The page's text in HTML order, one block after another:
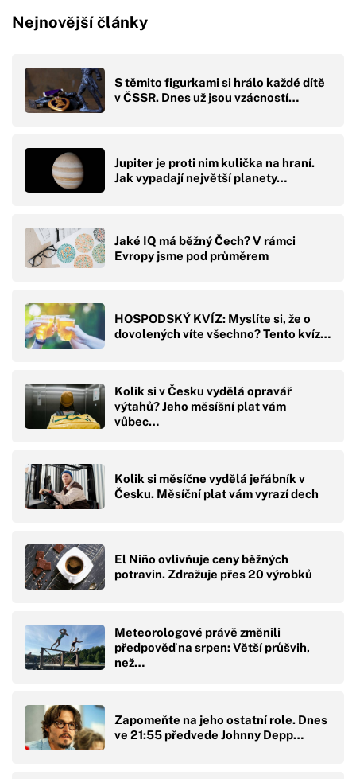
Nejnovější články
S těmito figurkami si hrálo každé dítě
v ČSSR. Dnes už jsou vzácností…
Jupiter je proti nim kulička na hraní.
Jak vypadají největší planety…
Jaké IQ má běžný Čech? V rámci
Evropy jsme pod průměrem
HOSPODSKÝ KVÍZ: Myslíte si, že o
dovolených víte všechno? Tento kvíz…
Kolik si v Česku vydělá opravář
výtahů? Jeho měsíšní plat vám
vůbec…
Kolik si měsíčne vydělá jeřábník v
Česku. Měsíční plat vám vyrazí dech
El Niño ovlivňuje ceny běžných
potravin. Zdražuje přes 20 výrobků
Meteorologové právě změnili
předpověď na srpen: Větší průšvih,
než…
Zapomeňte na jeho ostatní role. Dnes
ve 21:55 předvede Johnny Depp…